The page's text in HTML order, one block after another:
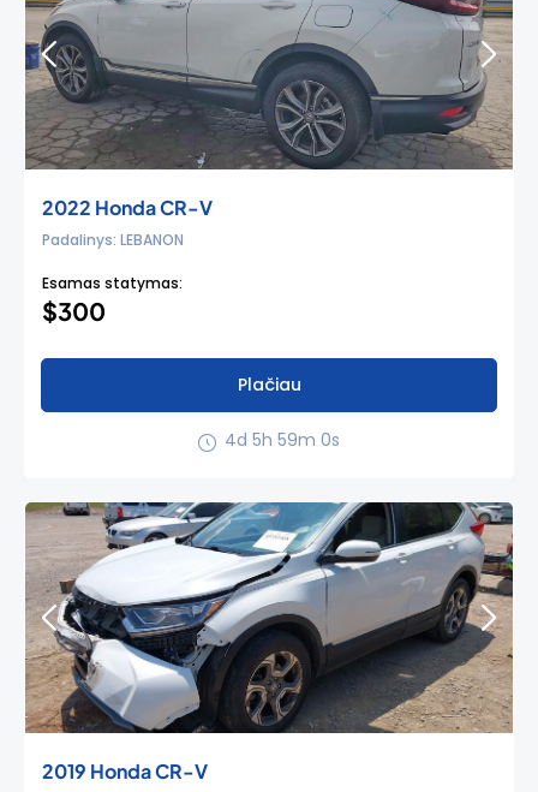
2022 Honda CR-V
Padalinys: LEBANON
Esamas statymas:
$300
Plačiau
4d 5h 58m 59s
2019 Honda CR-V